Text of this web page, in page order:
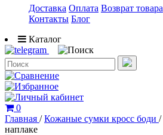
Доставка Оплата Возврат товара
Контакты Блог
Каталог
0
Главная / Кожаные сумки кросс боди /
наплаке